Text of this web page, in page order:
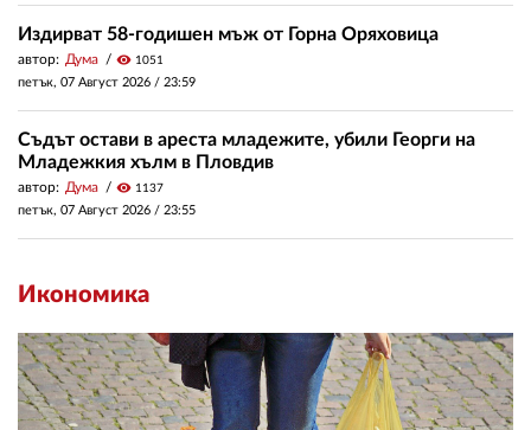
Издирват 58-годишен мъж от Горна Оряховица
автор: Дума visibility 1051
петък, 07 Август 2026 / 23:59
Съдът остави в ареста младежите, убили Георги на
Младежкия хълм в Пловдив
автор: Дума visibility 1137
петък, 07 Август 2026 / 23:55
Икономика